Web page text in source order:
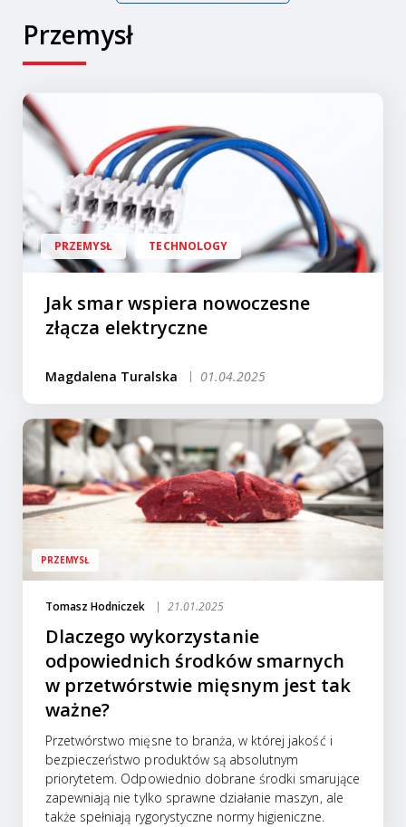
Przemysł
PRZEMYSŁ TECHNOLOGY
Jak smar wspiera nowoczesne
złącza elektryczne
Magdalena Turalska 01.04.2025
PRZEMYSŁ
Tomasz Hodniczek 21.01.2025
Dlaczego wykorzystanie
odpowiednich środków smarnych
w przetwórstwie mięsnym jest tak
ważne?
Przetwórstwo mięsne to branża, w której jakość i
bezpieczeństwo produktów są absolutnym
priorytetem. Odpowiednio dobrane środki smarujące
zapewniają nie tylko sprawne działanie maszyn, ale
także spełniają rygorystyczne normy higieniczne.